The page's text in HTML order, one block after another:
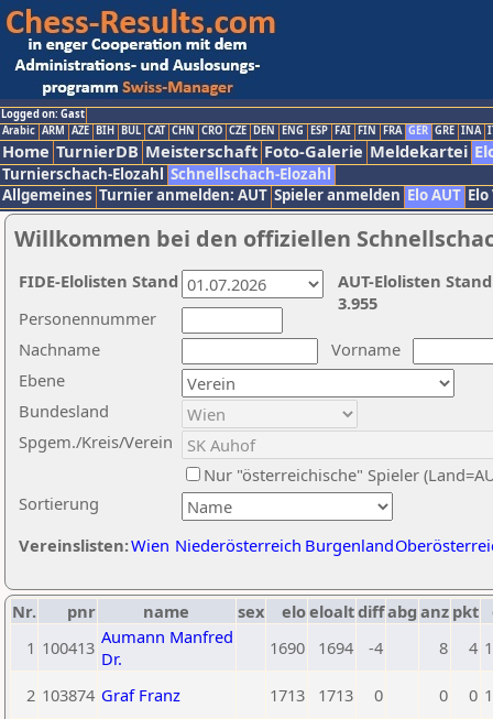
Logged on: Gast
Arabic ARM AZE BIH BUL CAT CHN CRO CZE DEN ENG ESP FAI FIN FRA GER GRE INA
Home TurnierDB Meisterschaft Foto-Galerie Meldekartei
Turnierschach-Elozahl Schnellschach-Elozahl
Allgemeines Turnier anmelden: AUT Spieler anmelden Elo AUT
Willkommen bei den offiziellen
Nachname
Vorname
Ebene
Sortierung
Personennummer
Bundesland
Spgem./Kreis/Verein
Nur "österreichische" Spieler
Vereinslisten:Wien Niederösterreich Burgenland
AUT-Elolisten
3.955
FIDE-Elolisten Stand
Nr. pnr name sex eloeloaltdiffabg anz pkt
1 100413 Aumann Manfred
Dr.
1690 1694 -4 8 4
2 103874 Graf Franz 1713 1713 0 0 0